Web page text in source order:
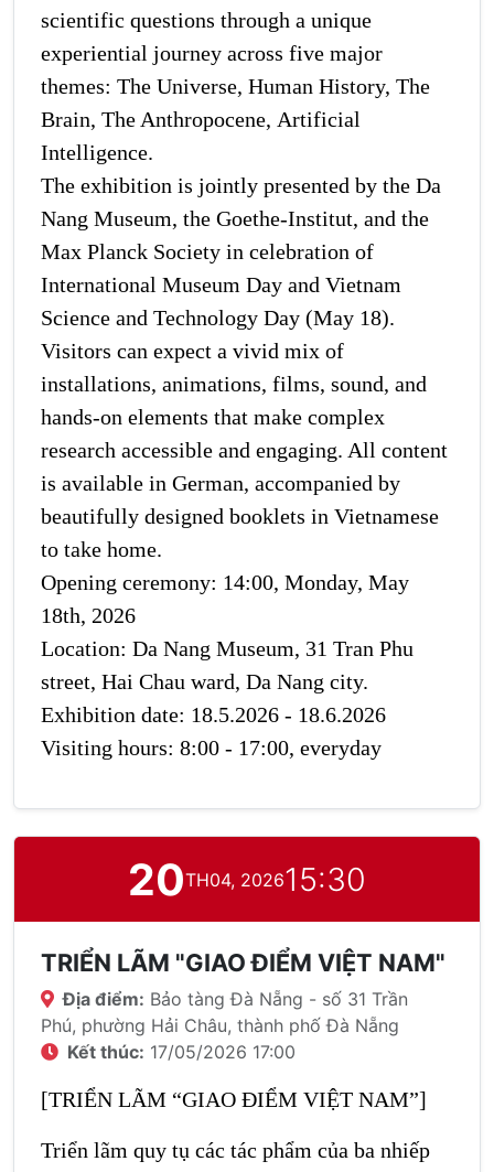
scientific questions through a unique
experiential journey across five major
themes: The Universe, Human History, The
Brain, The Anthropocene, Artificial
Intelligence.
The exhibition is jointly presented by the Da
Nang Museum, the Goethe-Institut, and the
Max Planck Society in celebration of
International Museum Day and Vietnam
Science and Technology Day (May 18).
Visitors can expect a vivid mix of
installations, animations, films, sound, and
hands-on elements that make complex
research accessible and engaging. All content
is available in German, accompanied by
beautifully designed booklets in Vietnamese
to take home.
Opening ceremony: 14:00, Monday, May
18th, 2026
Location: Da Nang Museum, 31 Tran Phu
street, Hai Chau ward, Da Nang city.
Exhibition date: 18.5.2026 - 18.6.2026
Visiting hours: 8:00 - 17:00, everyday
20TH04, 202615:30
TRIỂN LÃM "GIAO ĐIỂM VIỆT NAM"
Địa điểm: Bảo tàng Đà Nẵng - số 31 Trần
Phú, phường Hải Châu, thành phố Đà Nẵng
Kết thúc: 17/05/2026 17:00
[TRIỂN LÃM “GIAO ĐIỂM VIỆT NAM”]
Triển lãm quy tụ các tác phẩm của ba nhiếp